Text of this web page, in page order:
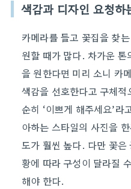
색감과 디자인 요청하
카메라를 들고 꽃집을 찾
원할 때가 많다. 차가운 톤
을 원한다면 미리 소니 카
색감을 선호한다고 구체
순히 ‘이쁘게 해주세요’
아하는 스타일의 사진을
도가 훨씬 높다. 다만 꽃은
황에 따라 구성이 달라질
해야 한다.